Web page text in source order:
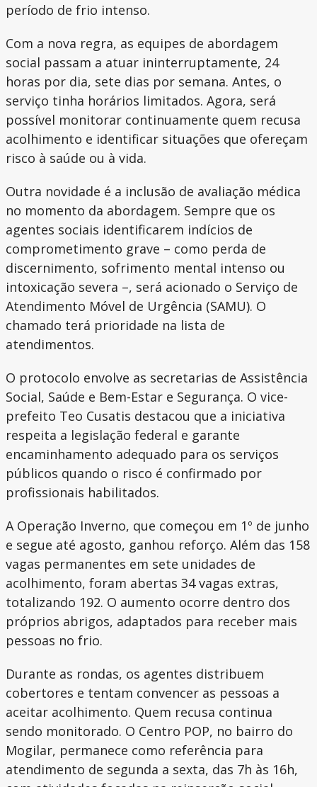
período de frio intenso.
Com a nova regra, as equipes de abordagem
social passam a atuar ininterruptamente, 24
horas por dia, sete dias por semana. Antes, o
serviço tinha horários limitados. Agora, será
possível monitorar continuamente quem recusa
acolhimento e identificar situações que ofereçam
risco à saúde ou à vida.
Outra novidade é a inclusão de avaliação médica
no momento da abordagem. Sempre que os
agentes sociais identificarem indícios de
comprometimento grave – como perda de
discernimento, sofrimento mental intenso ou
intoxicação severa –, será acionado o Serviço de
Atendimento Móvel de Urgência (SAMU). O
chamado terá prioridade na lista de
atendimentos.
O protocolo envolve as secretarias de Assistência
Social, Saúde e Bem-Estar e Segurança. O vice-
prefeito Teo Cusatis destacou que a iniciativa
respeita a legislação federal e garante
encaminhamento adequado para os serviços
públicos quando o risco é confirmado por
profissionais habilitados.
A Operação Inverno, que começou em 1º de junho
e segue até agosto, ganhou reforço. Além das 158
vagas permanentes em sete unidades de
acolhimento, foram abertas 34 vagas extras,
totalizando 192. O aumento ocorre dentro dos
próprios abrigos, adaptados para receber mais
pessoas no frio.
Durante as rondas, os agentes distribuem
cobertores e tentam convencer as pessoas a
aceitar acolhimento. Quem recusa continua
sendo monitorado. O Centro POP, no bairro do
Mogilar, permanece como referência para
atendimento de segunda a sexta, das 7h às 16h,